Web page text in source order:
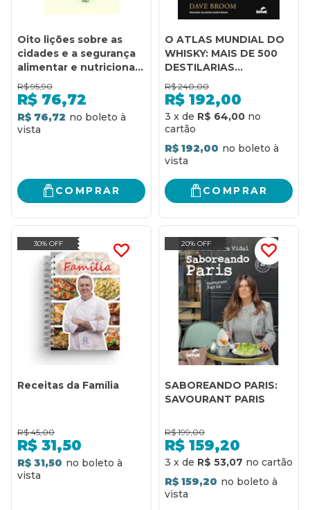
Oito lições sobre as
cidades e a segurança
alimentar e nutricional:
Entre a teoria e a
prática
R$ 95,90
R$ 76,72
R$ 76,72
COMPRAR
O ATLAS MUNDIAL DO
WHISKY: MAIS DE 500
DESTILARIAS
VISITADAS E 480
RÓTULOS
DEGUSTADOS
R$ 240,00
R$ 192,00
3 x de R$ 64,00
R$ 192,00
COMPRAR
30% OFF
Receitas da Família
R$ 45,00
R$ 31,50
R$ 31,50
20% OFF
SABOREANDO PARIS:
SAVOURANT PARIS
R$ 199,00
R$ 159,20
3 x de R$ 53,07
R$ 159,20